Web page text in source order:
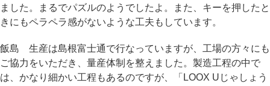
ました。まるでパズルのようでしたよ。また、キーを押したと
きにもペラペラ感がないような工夫もしています。
飯島 生産は島根富士通で行なっていますが、工場の方々にも
ご協力をいただき、量産体制を整えました。製造工程の中で
は、かなり細かい工程もあるのですが、「LOOX Uじゃしょう